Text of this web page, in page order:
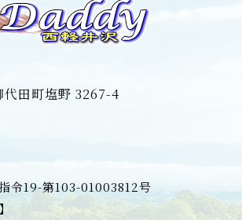
代田町塩野 3267-4
令19-第103-01003812号